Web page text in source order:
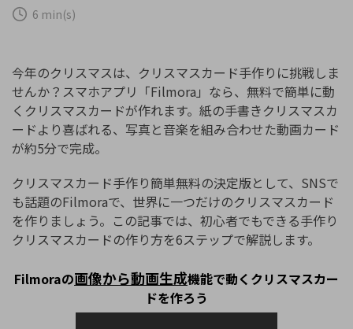
ブランド紹介
6 min(s)
今年のクリスマスは、 クリスマスカード手作り に挑戦しま
せんか？スマホアプリ「Filmora」なら、無料で簡単に動
くクリスマスカードが作れます。紙の手書きクリスマスカ
ードより喜ばれる、写真と音楽を組み合わせた動画カード
が約5分で完成。
クリスマスカード手作り簡単無料の決定版として、SNSで
も話題のFilmoraで、世界に一つだけのクリスマスカード
を作りましょう。この記事では、初心者でもできる手作り
クリスマスカードの作り方を6ステップで解説します。
Filmoraの画像から動画生成機能で動くクリスマスカー
ドを作ろう